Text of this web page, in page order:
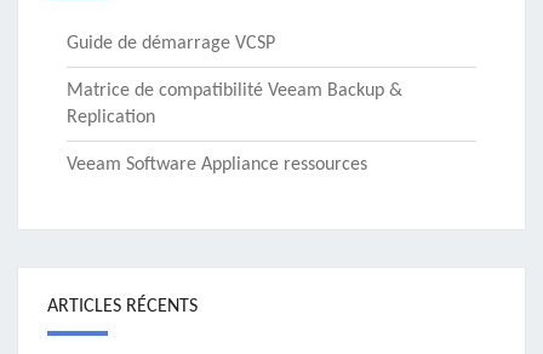
Guide de démarrage VCSP
Matrice de compatibilité Veeam Backup &
Replication
Veeam Software Appliance ressources
ARTICLES RÉCENTS